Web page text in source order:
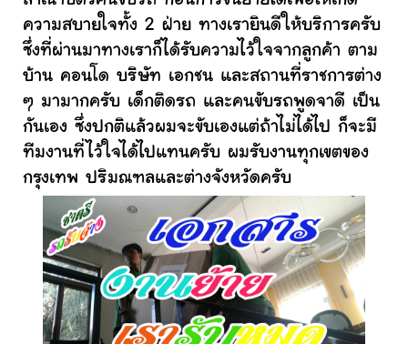
ความสบายใจทั้ง 2 ฝ่าย ทางเรายินดีให้บริการครับ
ซึ่งที่ผ่านมาทางเราก็ได้รับความไว้ใจจากลูกค้า ตาม
บ้าน คอนโด บริษัท เอกชน และสถานที่ราชการต่าง
ๆ มามากครับ เด็กติดรถ และคนขับรถพูดจาดี เป็น
กันเอง ซึ่งปกติแล้วผมจะขับเองแต่ถ้าไม่ได้ไป ก็จะมี
ทีมงานที่ไว้ใจได้ไปแทนครับ ผมรับงานทุกเขตของ
กรุงเทพ ปริมณฑลและต่างจังหวัดครับ